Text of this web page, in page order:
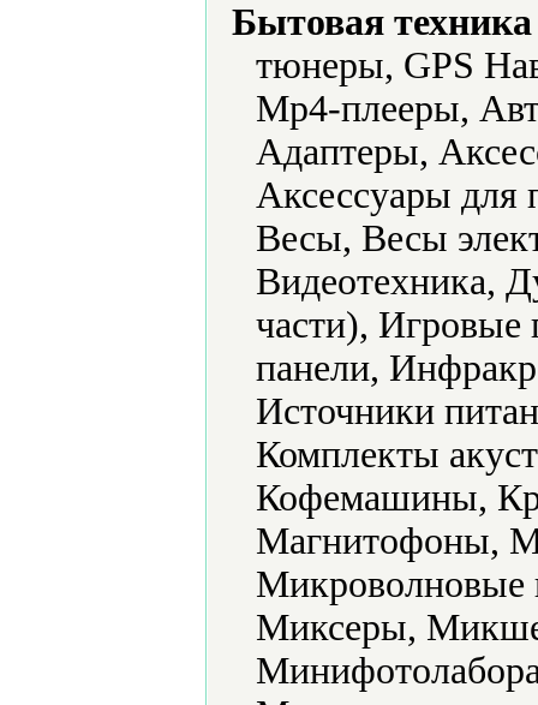
Бытовая
тюнеры, GPS
Mp4-плееры,
Адаптеры,
Аксессуары для
Весы, Весы
Видеотехника,
части), Игровые
панели,
Источники
Комплекты
Кофемашины,
Магнитофоны,
Миксеры,